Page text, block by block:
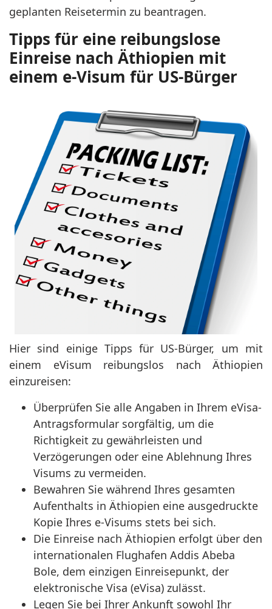
geplanten Reisetermin zu beantragen.
Tipps für eine reibungslose
Einreise nach Äthiopien mit
einem e-Visum für US-Bürger
Hier sind einige Tipps für US-Bürger, um mit
einem eVisum reibungslos nach Äthiopien
einzureisen:
Überprüfen Sie alle Angaben in Ihrem eVisa-
Antragsformular sorgfältig, um die
Richtigkeit zu gewährleisten und
Verzögerungen oder eine Ablehnung Ihres
Visums zu vermeiden.
Bewahren Sie während Ihres gesamten
Aufenthalts in Äthiopien eine ausgedruckte
Kopie Ihres e-Visums stets bei sich.
Die Einreise nach Äthiopien erfolgt über den
internationalen Flughafen Addis Abeba
Bole, dem einzigen Einreisepunkt, der
elektronische Visa (eVisa) zulässt.
Legen Sie bei Ihrer Ankunft sowohl Ihr